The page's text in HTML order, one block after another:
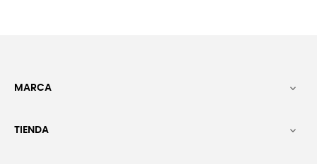
MARCA 
TIENDA 